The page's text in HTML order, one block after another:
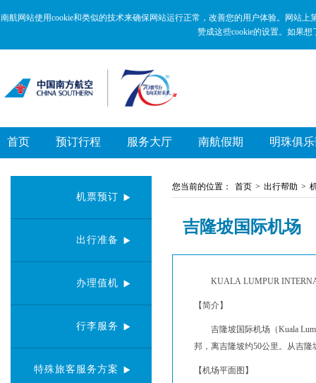
南航网站使用cookie和类似的技术来确保网站运行正常，改善您的用户体验。网站
赞成这些cookie的设置。如果
首页 预订行程 服务大厅 南航假期 明珠俱
机票预订
出行准备
办理值机
行李服务
特殊旅客服务方案
您当前的位置： 首页 > 出行帮助 >
吉隆坡国际机场
KUALA LUMPUR
【简介】
吉隆坡国际机场（Kuala
邦，离吉隆坡约50公里。从吉
【机场平面图】
窗
页
面,
Alt
转